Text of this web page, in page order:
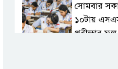
সোমবার
১০টায়
পরীক্ষার ফল